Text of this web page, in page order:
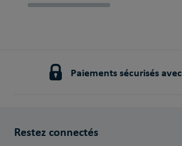
Paiements sécurisés avec
Restez connectés